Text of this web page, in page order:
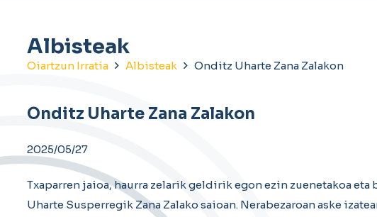
Albisteak
Oiartzun Irratia Albisteak Onditz Uharte Zana Zalakon
Onditz Uharte Zana Zalakon
2025/05/27
Txaparren jaioa, haurra zelarik geldirik egon ezin zuenetakoa
Uharte Susperregik Zana Zalako saioan. Nerabezaroan aske